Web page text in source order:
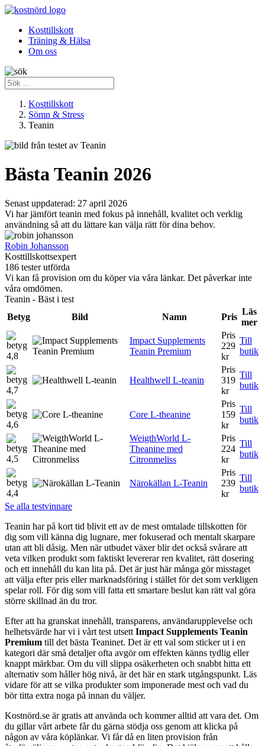
Kosttillskott
Träning & Hälsa
Om oss
Kosttillskott
Sömn & Stress
Teanin
Bästa Teanin 2026
Senast uppdaterad: 27 april 2026
Vi har jämfört teanin med fokus på innehåll, kvalitet och verklig
användning så att du lättare kan välja rätt för dina behov.
Robin Johansson
Kosttillskottsexpert
186 tester utförda
Vi kan få provision om du köper via våra länkar. Det påverkar inte
våra omdömen.
Teanin - Bäst i test
Betyg
Bild Namn Pris
Läs
mer
4,8
Impact Supplements
Teanin Premium
Pris
229
kr
Till
butik
4,7
Healthwell L-teanin
Pris
319
kr
Till
butik
4,6
Core L-theanine
Pris
159
kr
Till
butik
4,5
WeigthWorld L-
Theanine med
Citronmeliss
Pris
224
kr
Till
butik
4,4
Närokällan L-Teanin
Pris
239
kr
Till
butik
Se alla testvinnare
Teanin har på kort tid blivit ett av de mest omtalade tillskotten för
dig som vill känna dig lugnare, mer fokuserad och mentalt skarpare
utan att bli dåsig. Men när utbudet växer blir det också svårare att
veta vilken produkt som faktiskt levererar ren kvalitet, rätt dosering
och ett innehåll du kan lita på. Det är just här många gör misstaget
att välja efter pris eller marknadsföring i stället för det som verkligen
spelar roll. För dig som vill fatta ett smartare beslut kan rätt val göra
större skillnad än du tror.
Efter att ha granskat innehåll, transparens, användarupplevelse och
helhetsvärde har vi i vårt test utsett Impact Supplements Teanin
Premium till det bästa Teaninet. Det är ett val som sticker ut i en
kategori där små detaljer ofta avgör om effekten känns tydlig eller
knappt märkbar. Om du vill slippa osäkerheten och snabbt hitta ett
alternativ som håller hög nivå, är det här en stark utgångspunkt. Läs
vidare för att se vilka produkter som imponerade mest och vad du
bör titta extra noga på innan du väljer.
Kostnörd.se är gratis att använda och kommer alltid att vara det. Om
du gillar vårt arbete får du gärna stödja oss genom att klicka på
någon av våra köplänkar. Vi får då en liten provision från